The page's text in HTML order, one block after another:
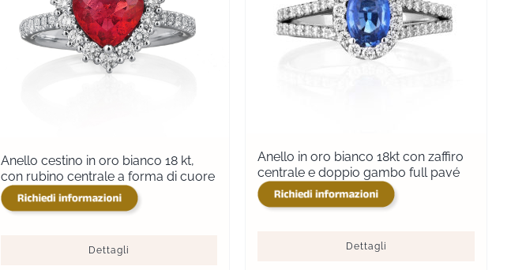
Anello cestino in oro bianco 18 kt,
con rubino centrale a forma di cuore
Dettagli
Anello in oro bianco 18kt con zaffiro
centrale e doppio gambo full pavé
Dettagli